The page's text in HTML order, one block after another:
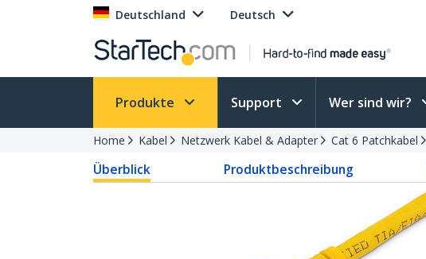
Deutschland Deutsch
Produkte Support Wer sind wir?
Home Kabel Netzwerk Kabel & Adapter Cat 6 Patchkabel
Überblick Produktbeschreibung